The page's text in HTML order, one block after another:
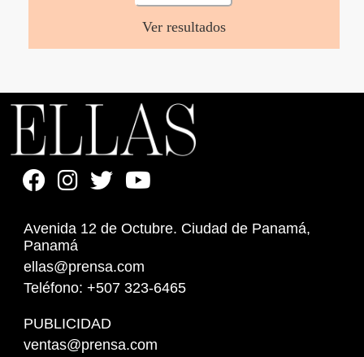
Ver resultados
Avenida 12 de Octubre. Ciudad de Panamá,
Panamá
ellas@prensa.com
Teléfono: +507 323-6465
PUBLICIDAD
ventas@prensa.com